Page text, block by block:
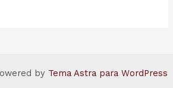
by Tema Astra para WordPress